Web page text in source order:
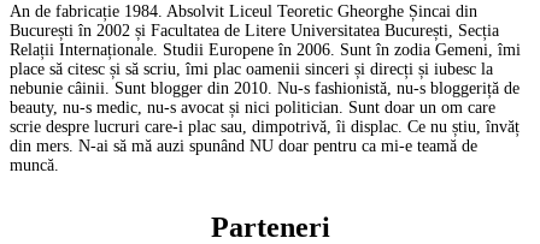
An de fabricație 1984. Absolvit Liceul Teoretic Gheorghe Șincai din
București în 2002 și Facultatea de Litere Universitatea București, Secția
Relații Internaționale. Studii Europene în 2006. Sunt în zodia Gemeni, îmi
place să citesc și să scriu, îmi plac oamenii sinceri și direcți și iubesc la
nebunie câinii. Sunt blogger din 2010. Nu-s fashionistă, nu-s bloggeriță de
beauty, nu-s medic, nu-s avocat și nici politician. Sunt doar un om care
scrie despre lucruri care-i plac sau, dimpotrivă, îi displac. Ce nu știu, învăț
din mers. N-ai să mă auzi spunând NU doar pentru ca mi-e teamă de
muncă.
Parteneri